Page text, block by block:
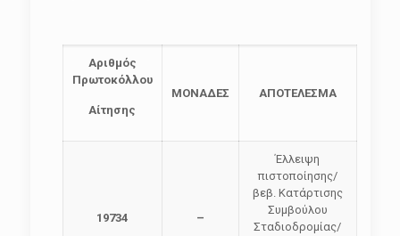
Αριθμός
Πρωτοκόλλου
Αίτησης
ΜΟΝΑΔΕΣ ΑΠΟΤΕΛΕΣΜΑ
19734 –
Έλλειψη
πιστοποίησης/
βεβ. Κατάρτισης
Συμβούλου
Σταδιοδρομίας/